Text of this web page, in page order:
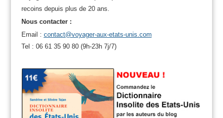
recoins depuis plus de 20 ans.
Nous contacter :
Email : contact@voyager-aux-etats-unis.com
Tel : 06 61 35 90 80 (9h-23h 7j/7)